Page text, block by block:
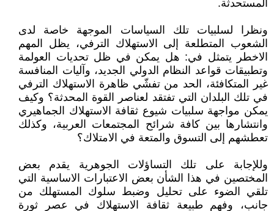
المستحدثة.
ونظرا لسلبيات تلك السياسات الموجهة خاصة لدى
الشعوب المتطلعة إلى الاستهلاك الترفي، يظل المهم
الاخطر يتمثل في: هل يمكن في ظل تحديات العولمة
وتطبيقات قواعد النظام الدولي الجديد، وآليات المنافسة
غير المتكافئة، الحد من تفشّي ظاهرة الاستهلاك الترفي
في تلك البلدان التي تفتقد لعناصر القوة المحدثة؟ وكيف
يمكن مواجهة سلبيات شيوع ثقافة الاستهلاك الجماهيري
وانتشارها بين كافة شرائح المجتمعات العربية، وكذلك
تعطشهم إلى التسوق والمتعة في الامتلاك؟
وللإجابة على تلك التساؤلات الجوهرية يقدم بعض
المختصين في هذا الشأن بعض الاعتبارات الاساسية التي
تلقي الضوء على تحليل وضبط سلوك المستهلك من
جانب، وفهم طبيعة ثقافة الاستهلاك في عصر ثورة